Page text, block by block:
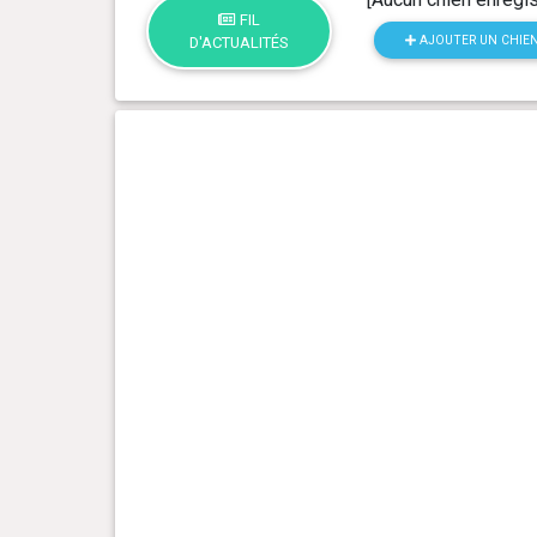
FIL
D'ACTUALITÉS
AJOUTER UN